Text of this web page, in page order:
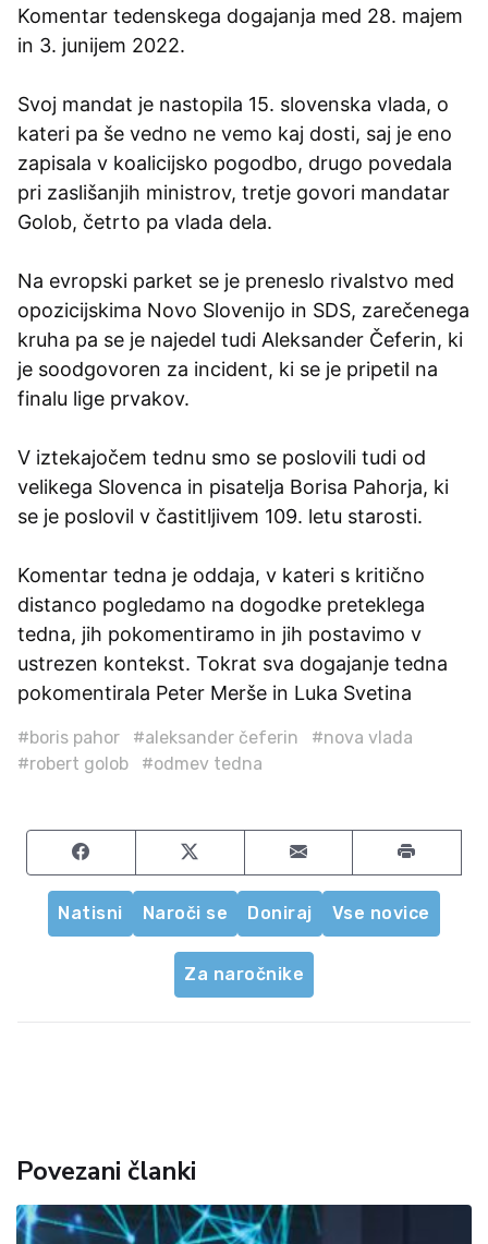
Komentar tedenskega dogajanja med 28. majem
in 3. junijem 2022.
Svoj mandat je nastopila 15. slovenska vlada, o
kateri pa še vedno ne vemo kaj dosti, saj je eno
zapisala v koalicijsko pogodbo, drugo povedala
pri zaslišanjih ministrov, tretje govori mandatar
Golob, četrto pa vlada dela.
Na evropski parket se je preneslo rivalstvo med
opozicijskima Novo Slovenijo in SDS, zarečenega
kruha pa se je najedel tudi Aleksander Čeferin, ki
je soodgovoren za incident, ki se je pripetil na
finalu lige prvakov.
V iztekajočem tednu smo se poslovili tudi od
velikega Slovenca in pisatelja Borisa Pahorja, ki
se je poslovil v častitljivem 109. letu starosti.
Komentar tedna je oddaja, v kateri s kritično
distanco pogledamo na dogodke preteklega
tedna, jih pokomentiramo in jih postavimo v
ustrezen kontekst. Tokrat sva dogajanje tedna
pokomentirala Peter Merše in Luka Svetina
#boris pahor #aleksander čeferin
#nova vlada
#robert golob
#odmev tedna
Share on FacebookShare on TwitterShare by email
Natisni Naroči se Doniraj Vse novice
Za naročnike
Povezani članki